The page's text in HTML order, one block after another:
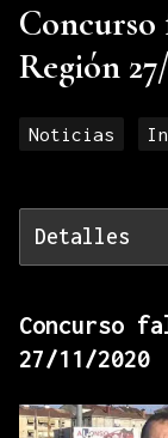
Concurso
Región
Noticias
Detalles
Concurso
27/11/2020